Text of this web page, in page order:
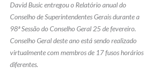
David Busic entregou o Relatório anual do
Conselho de Superintendentes Gerais durante a
98ª Sessão do Conselho Geral 25 de fevereiro.
Conselho Geral deste ano está sendo realizado
virtualmente com membros de 17 fusos horários
diferentes.